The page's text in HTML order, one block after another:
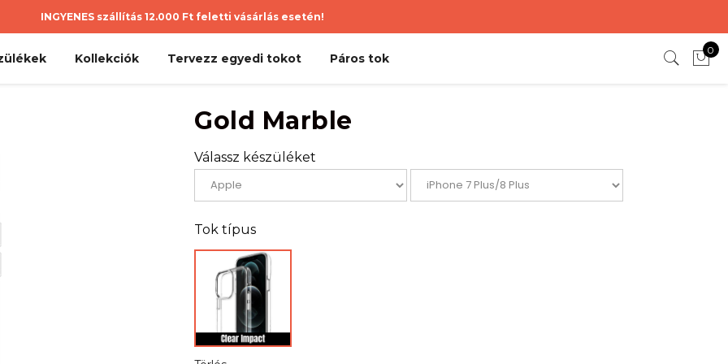
INGYENES szállítás 12.000 Ft feletti vásárlás esetén!
Kollekciók Tervezz egyedi tokot Páros tok
0
Gold Marble
Válassz készüléket
Tok típus